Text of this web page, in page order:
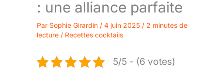
: une alliance parfaite
Par Sophie Girardin / 4 juin 2025 / 2 minutes de
lecture / Recettes cocktails
5/5 - (6 votes)